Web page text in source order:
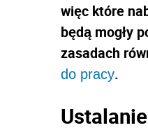
więc które
będą mogły
zasadach
do pracy.